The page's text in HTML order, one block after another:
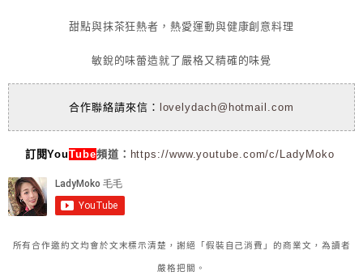
甜點與抹茶狂熱者，熱愛運動與健康創意料理
敏銳的味蕾造就了嚴格又精確的味覺
合作聯絡請來信： lovelydach@hotmail.com
訂閱YouTube頻道： https://www.youtube.com/c/LadyMoko
所有合作邀約文均會於文末標示清楚，謝絕「假裝自己消費」的商業文，為讀者
嚴格把關。